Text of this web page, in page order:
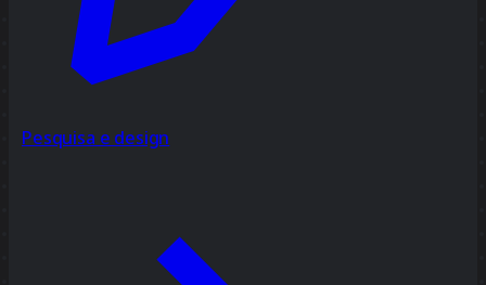
Pesquisa e design